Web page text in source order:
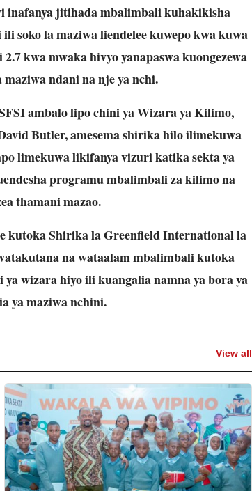
inafanya jitihada mbalimbali kuhakikisha
soko la maziwa liendelee kuwepo kwa kuwa
kwa mwaka hivyo yanapaswa kuongezewa
ndani na nje ya nchi.
ambalo lipo chini ya Wizara ya Kilimo,
Butler, amesema shirika hilo ilimekuwa
limekuwa likifanya vizuri katika sekta ya
programu mbalimbali za kilimo na
thamani mazao.
kutoka Shirika la Greenfield International la
na wataalam mbalimbali kutoka
wizara hiyo ili kuangalia namna ya bora ya
ya maziwa nchini.
View all